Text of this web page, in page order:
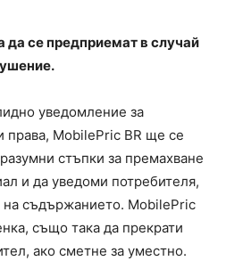
да се предприемат в случай
уведомление за
права, MobilePric BR ще се
стъпки за премахване
и да уведоми потребителя,
на съдържанието. MobilePric
също така да прекрати
ако сметне за уместно.